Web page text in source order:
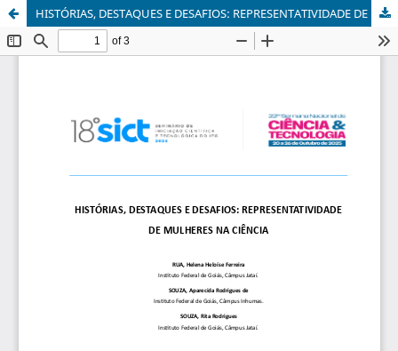
HISTÓRIAS, DESTAQUES E DESAFIOS: REPRESENTATIVIDADE DE MULHERES NA CIÊNCIA